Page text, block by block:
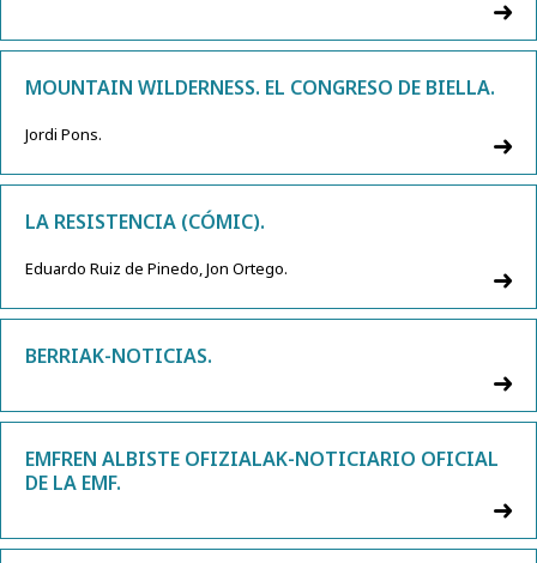
MOUNTAIN WILDERNESS. EL CONGRESO DE BIELLA.
Jordi Pons.
LA RESISTENCIA (CÓMIC).
Eduardo Ruiz de Pinedo, Jon Ortego.
BERRIAK-NOTICIAS.
EMFREN ALBISTE OFIZIALAK-NOTICIARIO OFICIAL
DE LA EMF.